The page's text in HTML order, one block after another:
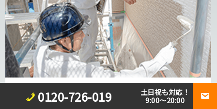
保有資格一覧
0120-726-019
土日祝も対応！
9:00～20:00